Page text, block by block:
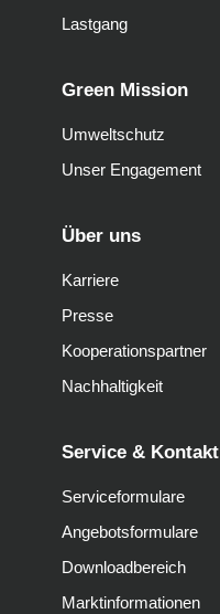
Lastgang
Green Mission
Umweltschutz
Unser Engagement
Über uns
Karriere
Presse
Kooperationspartner
Nachhaltigkeit
Service & Kontakt
Serviceformulare
Angebotsformulare
Downloadbereich
Marktinformationen